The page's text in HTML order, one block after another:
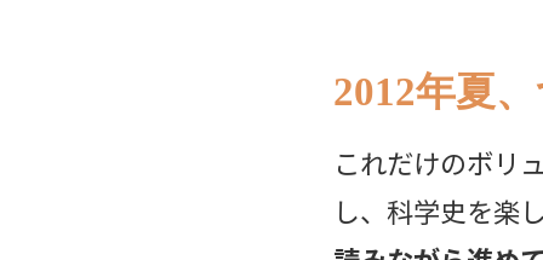
2012年夏
これだけのボリ
し、科学史を楽